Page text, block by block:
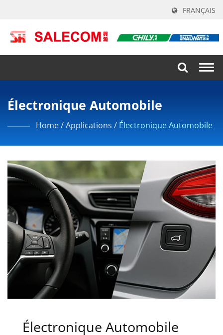
FRANÇAIS
Électronique Automobile
Home/Applications / Électronique Automobile
Électronique Automobile